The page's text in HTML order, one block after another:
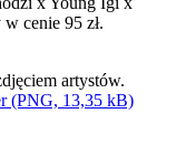
cenie 95 zł.
(PNG, 13,35 kB)